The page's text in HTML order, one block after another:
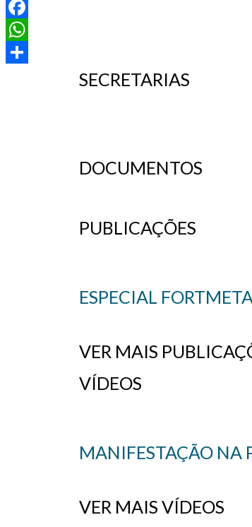
Facebook
WhatsApp
SECRETARIAS
DOCUMENTOS
PUBLICAÇÕES
ESPECIAL
VER MAIS
VÍDEOS
MANIFESTAÇÃO NA
VER MAIS VÍDEOS